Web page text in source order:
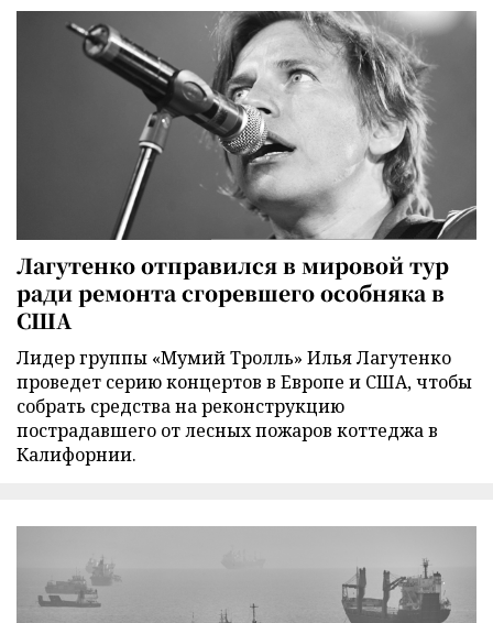
Лагутенко отправился в мировой тур
ради ремонта сгоревшего особняка в
США
Лидер группы «Мумий Тролль» Илья Лагутенко
проведет серию концертов в Европе и США, чтобы
собрать средства на реконструкцию
пострадавшего от лесных пожаров коттеджа в
Калифорнии.